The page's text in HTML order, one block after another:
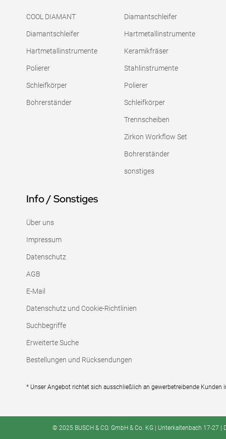
COOL DIAMANT
Diamantschleifer
Hartmetallinstrumente
Polierer
Schleifkörper
Bohrerständer
Diamantschleifer
Hartmetallinstrumente
Keramikfräser
Stahlinstrumente
Polierer
Schleifkörper
Trennscheiben
Zirkon Workflow Set
Bohrerständer
sonstiges
Info / Sonstiges
Über uns
Impressum
Datenschutz
AGB
E-Mail
Datenschutz und Cookie-Richtlinien
Suchbegriffe
Erweiterte Suche
Bestellungen und Rücksendungen
* Unser Angebot richtet sich ausschließlich an gewerbetreibende Kunden
© 2025 BUSCH & CO. GmbH & Co. KG | Unterkaltenbach 17-